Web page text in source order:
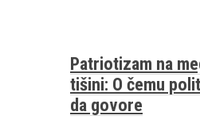
Patriotizam na
tišini: O čemu
da govore